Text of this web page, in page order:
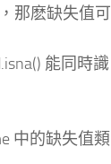
那麽缺失值可
能同時識
中的缺失值類